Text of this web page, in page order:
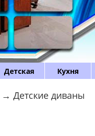
Детская Кухня
→ Детские диваны